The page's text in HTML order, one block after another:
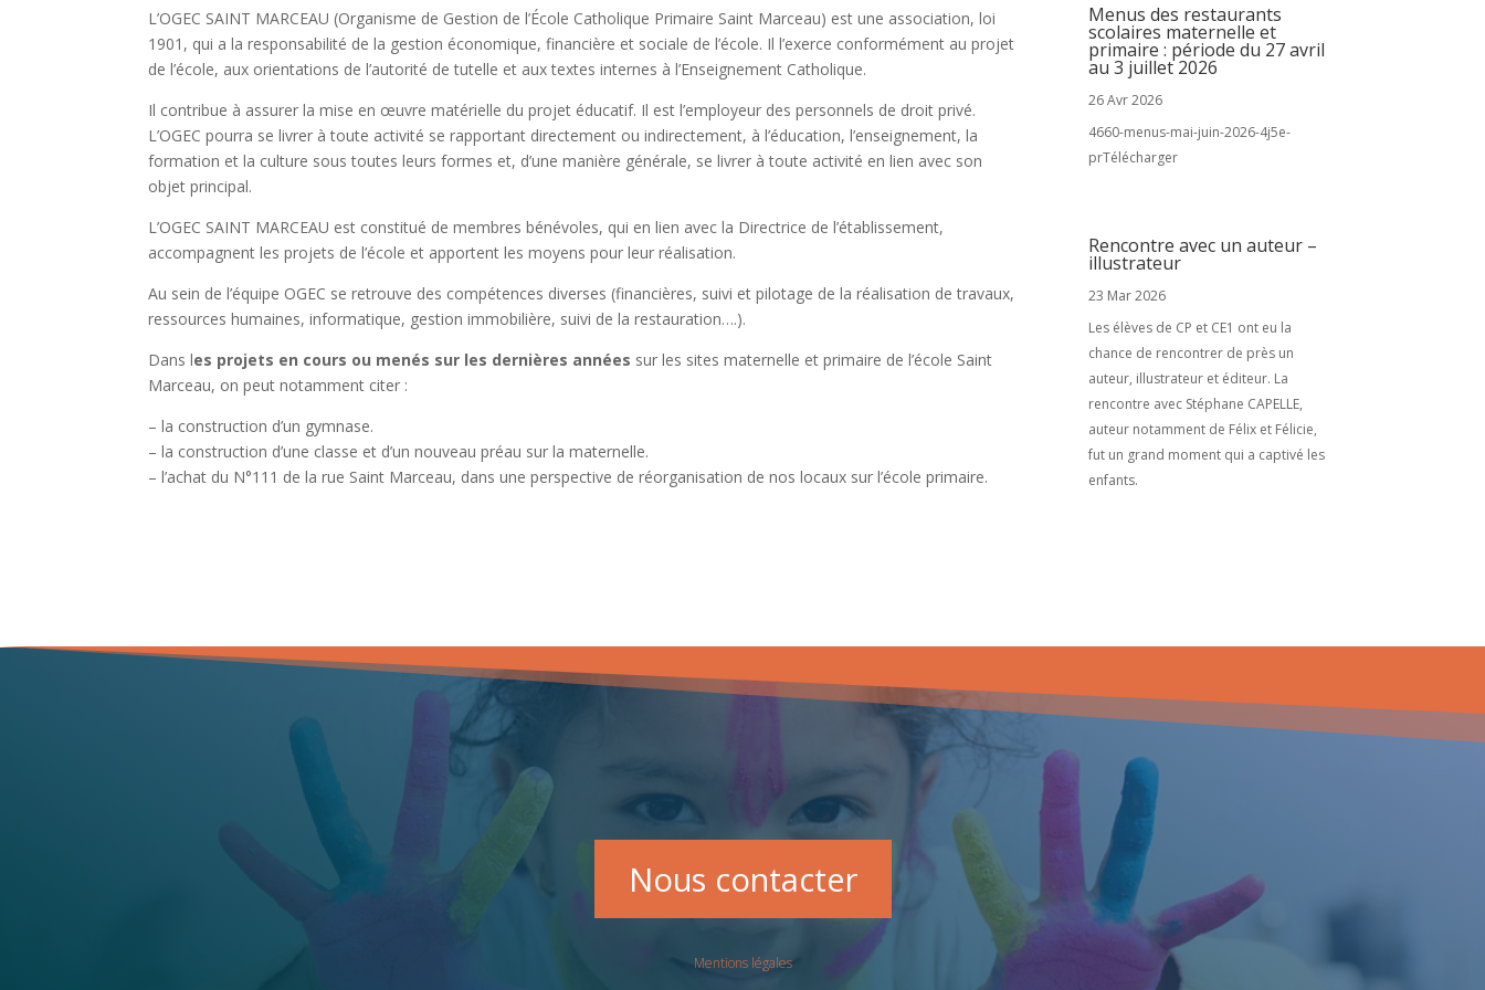
L’OGEC SAINT MARCEAU (Organisme de Gestion de l’École Catholique Primaire Saint Marceau) est une association, loi
1901, qui a la responsabilité de la gestion économique, financière et sociale de l’école. Il l’exerce conformément au projet
de l’école, aux orientations de l’autorité de tutelle et aux textes internes à l’Enseignement Catholique.
Il contribue à assurer la mise en œuvre matérielle du projet éducatif. Il est l’employeur des personnels de droit privé.
L’OGEC pourra se livrer à toute activité se rapportant directement ou indirectement, à l’éducation, l’enseignement, la
formation et la culture sous toutes leurs formes et, d’une manière générale, se livrer à toute activité en lien avec son
objet principal.
L’OGEC SAINT MARCEAU est constitué de membres bénévoles, qui en lien avec la Directrice de l’établissement,
accompagnent les projets de l’école et apportent les moyens pour leur réalisation.
Au sein de l’équipe OGEC se retrouve des compétences diverses (financières, suivi et pilotage de la réalisation de travaux,
ressources humaines, informatique, gestion immobilière, suivi de la restauration….).
Dans les projets en cours ou menés sur les dernières années sur les sites maternelle et primaire de l’école Saint
Marceau, on peut notamment citer :
– la construction d’un gymnase.
– la construction d’une classe et d’un nouveau préau sur la maternelle.
– l’achat du N°111 de la rue Saint Marceau, dans une perspective de réorganisation de nos locaux sur l’école primaire.
Menus des restaurants
scolaires maternelle et
primaire : période du 27 avril
au 3 juillet 2026
26 Avr 2026
4660-menus-mai-juin-2026-4j5e-
prTélécharger
Rencontre avec un auteur –
illustrateur
23 Mar 2026
Les élèves de CP et CE1 ont eu la
chance de rencontrer de près un
auteur, illustrateur et éditeur. La
rencontre avec Stéphane CAPELLE,
auteur notamment de Félix et Félicie,
fut un grand moment qui a captivé les
enfants.
Nous contacter
Mentions légales